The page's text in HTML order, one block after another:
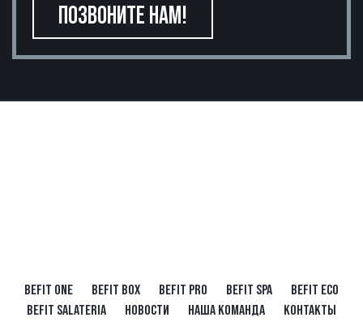
ПОЗВОНИТЕ НАМ!
BEFIT ONE BEFIT BOX BEFIT PRO BEFIT SPA
BEFIT ECO
BEFIT SALATERIA
НОВОСТИ НАША КОМАНДА КОНТАКТЫ